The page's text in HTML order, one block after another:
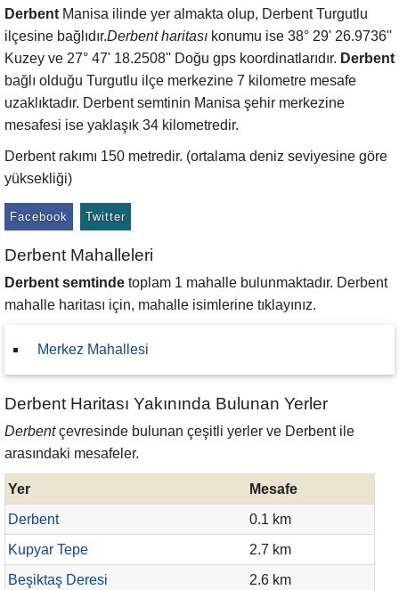
Derbent Manisa ilinde yer almakta olup, Derbent Turgutlu
ilçesine bağlıdır.Derbent haritası konumu ise 38° 29' 26.9736''
Kuzey ve 27° 47' 18.2508'' Doğu gps koordinatlarıdır. Derbent
bağlı olduğu Turgutlu ilçe merkezine 7 kilometre mesafe
uzaklıktadır. Derbent semtinin Manisa şehir merkezine
mesafesi ise yaklaşık 34 kilometredir.
Derbent rakımı 150 metredir. (ortalama deniz seviyesine göre
yüksekliği)
Facebook Twitter
Derbent Mahalleleri
Derbent semtinde toplam 1 mahalle bulunmaktadır. Derbent
mahalle haritası için, mahalle isimlerine tıklayınız.
Merkez Mahallesi
Derbent Haritası Yakınında Bulunan Yerler
Derbentçevresinde bulunan çeşitli yerler ve Derbent ile
arasındaki mesafeler.
Yer
Mesafe
Derbent
0.1 km
Kupyar Tepe
2.7 km
Beşiktaş Deresi
2.6 km